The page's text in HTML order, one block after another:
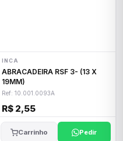
INCA
ABRACADEIRA RSF 3- (13 X
19MM)
Ref: 10.001.0093A
R$ 2,55
Carrinho Pedir